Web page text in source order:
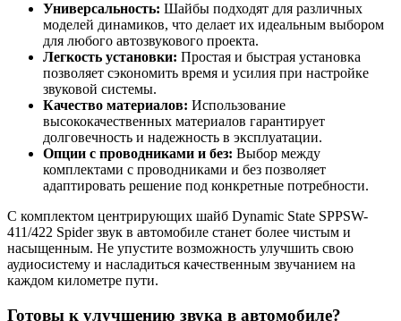
Универсальность: Шайбы подходят для различных
моделей динамиков, что делает их идеальным выбором
для любого автозвукового проекта.
Легкость установки: Простая и быстрая установка
позволяет сэкономить время и усилия при настройке
звуковой системы.
Качество материалов: Использование
высококачественных материалов гарантирует
долговечность и надежность в эксплуатации.
Опции с проводниками и без: Выбор между
комплектами с проводниками и без позволяет
адаптировать решение под конкретные потребности.
С комплектом центрирующих шайб Dynamic State SPPSW-
411/422 Spider звук в автомобиле станет более чистым и
насыщенным. Не упустите возможность улучшить свою
аудиосистему и насладиться качественным звучанием на
каждом километре пути.
Готовы к улучшению звука в автомобиле?